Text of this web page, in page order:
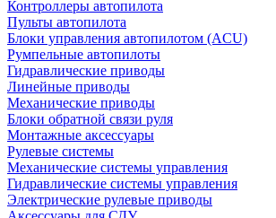
Контроллеры автопилота
Пульты автопилота
Блоки управления автопилотом (ACU)
Румпельные автопилоты
Гидравлические приводы
Линейные приводы
Механические приводы
Блоки обратной связи руля
Монтажные аксессуары
Рулевые системы
Механические системы управления
Гидравлические системы управления
Электрические рулевые приводы